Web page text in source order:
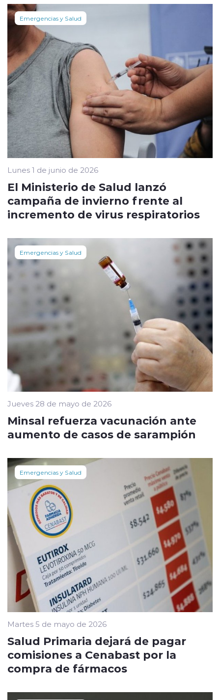
Emergencias y Salud
Lunes 1 de junio de 2026
El Ministerio de Salud lanzó
campaña de invierno frente al
incremento de virus respiratorios
Emergencias y Salud
Jueves 28 de mayo de 2026
Minsal refuerza vacunación ante
aumento de casos de sarampión
Emergencias y Salud
Martes 5 de mayo de 2026
Salud Primaria dejará de pagar
comisiones a Cenabast por la
compra de fármacos